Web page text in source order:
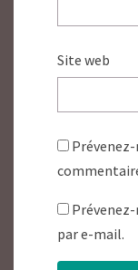
Site web
par e-mail.